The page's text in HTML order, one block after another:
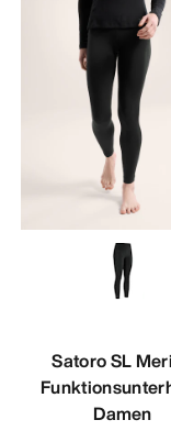
Satoro SL
Damen